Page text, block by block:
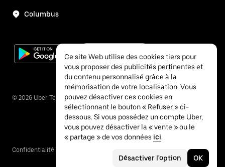
Columbus
© 2026 Uber Technologies Inc.
Confidentialité
Ce site Web utilise des cookies tiers pour
vous proposer des publicités pertinentes et
du contenu personnalisé grâce à la
mémorisation de votre localisation. Vous
pouvez désactiver ces cookies en
sélectionnant le bouton « Refuser » ci-
dessous. Si vous possédez un compte Uber,
vous pouvez désactiver la « vente » ou le
« partage » de vos données ici.
Désactiver l'option OK